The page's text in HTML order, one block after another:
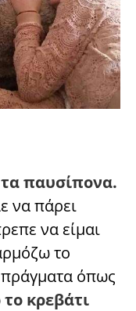
παυσίπονα.
να πάρει
να είμαι
το
όπως
κρεβάτι